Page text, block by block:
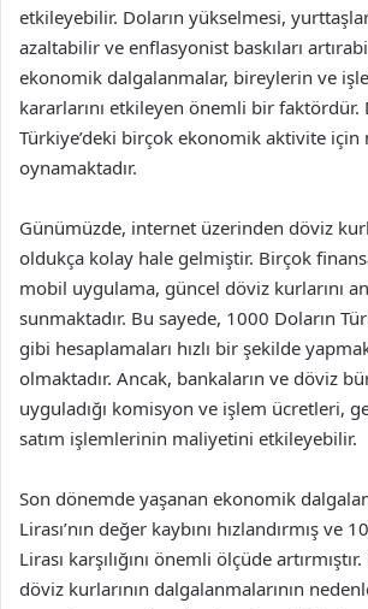
etkileyebilir. Doların yükselmesi,
azaltabilir ve enflasyonist baskıları
ekonomik dalgalanmalar, bireylerin ve
kararlarını etkileyen önemli bir faktördür.
Türkiye’deki birçok ekonomik aktivite
oynamaktadır.
Günümüzde, internet üzerinden döviz
oldukça kolay hale gelmiştir. Birçok
mobil uygulama, güncel döviz kurlarını
sunmaktadır. Bu sayede, 1000 Doların
gibi hesaplamaları hızlı bir şekilde
olmaktadır. Ancak, bankaların ve döviz
uyguladığı komisyon ve işlem ücretleri,
satım işlemlerinin maliyetini etkileyebilir.
Son dönemde yaşanan ekonomik
Lirası’nın değer kaybını hızlandırmış ve
Lirası karşılığını önemli ölçüde
döviz kurlarının dalgalanmalarının